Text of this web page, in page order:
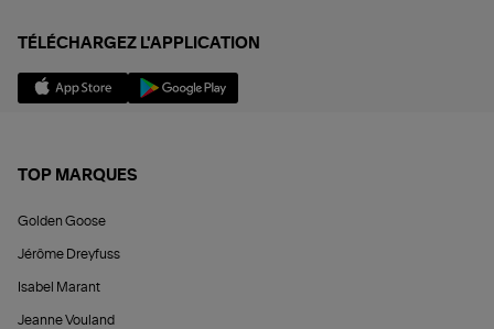
TÉLÉCHARGEZ L'APPLICATION
TOP MARQUES
Golden Goose
Jérôme Dreyfuss
Isabel Marant
Jeanne Vouland